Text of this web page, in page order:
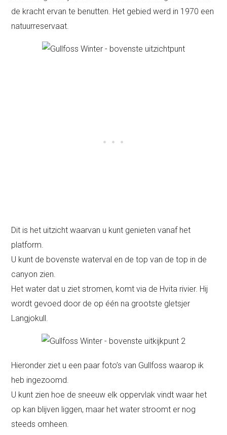
de kracht ervan te benutten. Het gebied werd in 1970 een
natuurreservaat.
Dit is het uitzicht waarvan u kunt genieten vanaf het
platform.
U kunt de bovenste waterval en de top van de top in de
canyon zien.
Het water dat u ziet stromen, komt via de Hvita rivier. Hij
wordt gevoed door de op één na grootste gletsjer
Langjokull.
Hieronder ziet u een paar foto’s van Gullfoss waarop ik
heb ingezoomd.
U kunt zien hoe de sneeuw elk oppervlak vindt waar het
op kan blijven liggen, maar het water stroomt er nog
steeds omheen.